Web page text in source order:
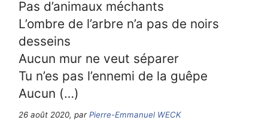
Pas d’animaux méchants
L’ombre de l’arbre n’a pas de noirs
desseins
Aucun mur ne veut séparer
Tu n’es pas l’ennemi de la guêpe
Aucun (…)
26 août 2020, parPierre-Emmanuel WECK